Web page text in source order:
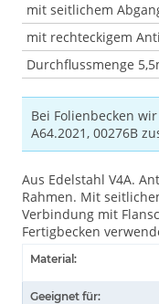
mit seitlichem
mit rechteckigem
Durchflussmenge
Bei Folienbecken
A64.2021, 00276B
Aus Edelstahl V4A.
Rahmen. Mit
Verbindung mit
Fertigbecken
Material:
Geeignet für: